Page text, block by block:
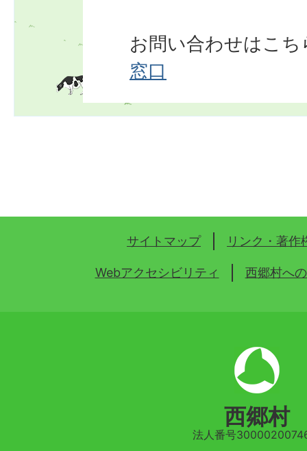
お問い合わせはこち
窓口
サイトマップ リンク・著作
Webアクセシビリティ 西郷村へ
西郷村
法人番号